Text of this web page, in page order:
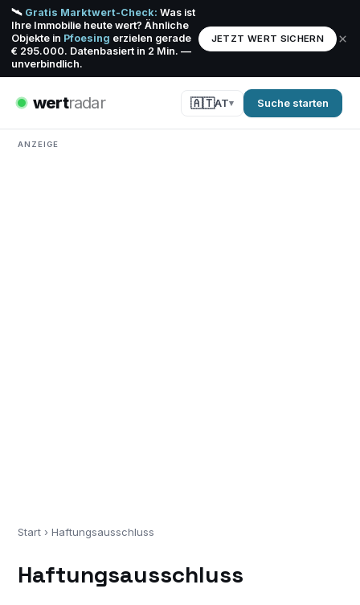
🛰️ Gratis Marktwert-Check: Was ist
Ihre Immobilie heute wert? Ähnliche
Objekte in Pfoesing erzielen gerade
€ 295.000. Datenbasiert in 2 Min. —
unverbindlich.
JETZT WERT SICHERN ×
wertradar 🇦🇹AT Suche starten
ANZEIGE
Start › Haftungsausschluss
Haftungsausschluss